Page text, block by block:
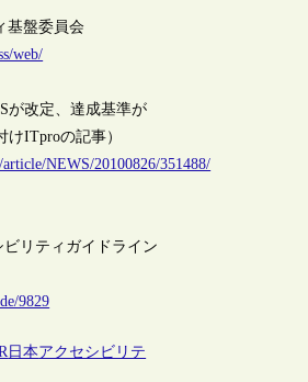
基盤委員会
web/
が改定、達成基準が
けITproの記事）
NEWS/20100826/351488/
リティガイドライン
9829
日本アクセシビリテ